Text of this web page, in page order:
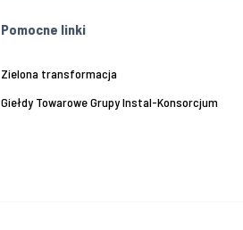
Pomocne linki
Zielona transformacja
Giełdy Towarowe Grupy Instal-Konsorcjum